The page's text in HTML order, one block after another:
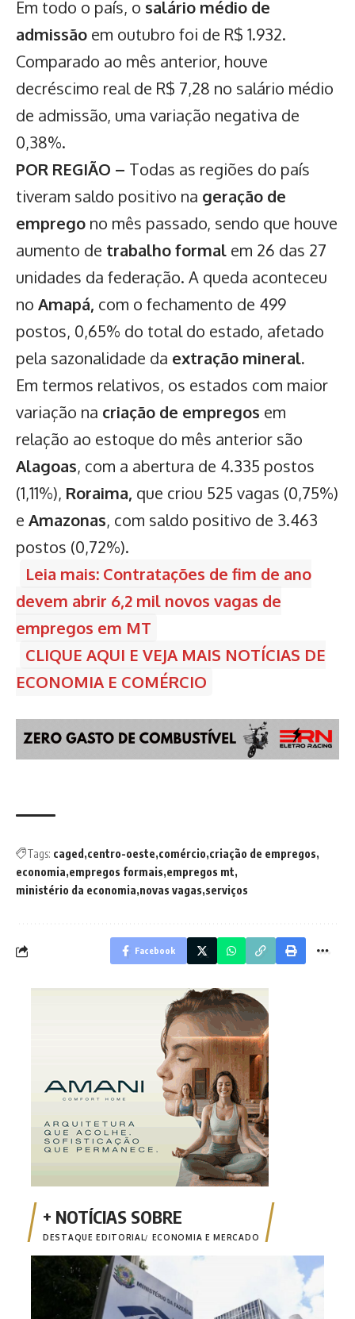
Em todo o país, o salário médio de
admissão em outubro foi de R$ 1.932.
Comparado ao mês anterior, houve
decréscimo real de R$ 7,28 no salário médio
de admissão, uma variação negativa de
0,38%.
POR REGIÃO – Todas as regiões do país
tiveram saldo positivo na geração de
emprego no mês passado, sendo que houve
aumento de trabalho formal em 26 das 27
unidades da federação. A queda aconteceu
no Amapá, com o fechamento de 499
postos, 0,65% do total do estado, afetado
pela sazonalidade da extração mineral.
Em termos relativos, os estados com maior
variação na criação de empregos em
relação ao estoque do mês anterior são
Alagoas, com a abertura de 4.335 postos
(1,11%), Roraima, que criou 525 vagas (0,75%)
e Amazonas, com saldo positivo de 3.463
postos (0,72%).
Leia mais: Contratações de fim de ano
devem abrir 6,2 mil novos vagas de
empregos em MT
CLIQUE AQUI E VEJA MAIS NOTÍCIAS DE
ECONOMIA E COMÉRCIO
Tags: caged centro-oeste comércio criação de empregos
economia empregos formais empregos mt
ministério da economia novas vagas serviços
Facebook
DESTAQUE EDITORIAL ECONOMIA E MERCADO